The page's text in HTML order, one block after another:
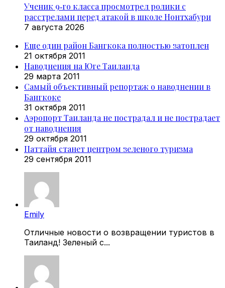
Ученик 9‑го класса просмотрел ролики с
расстрелами перед атакой в школе Нонтхабури
7 августа 2026
Еще один район Бангкока полностью затоплен
21 октября 2011
Наводнения на Юге Таиланда
29 марта 2011
Самый объективный репортаж о наводнении в
Бангкоке
31 октября 2011
Аэропорт Таиланда не пострадал и не пострадает
от наводнения
29 октября 2011
Паттайя станет центром зеленого туризма
29 сентября 2011
Emily
Отличные новости о возвращении туристов в
Таиланд! Зеленый с...